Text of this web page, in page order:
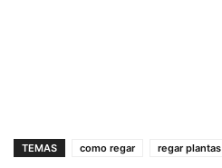
TEMAS como regar regar plantas